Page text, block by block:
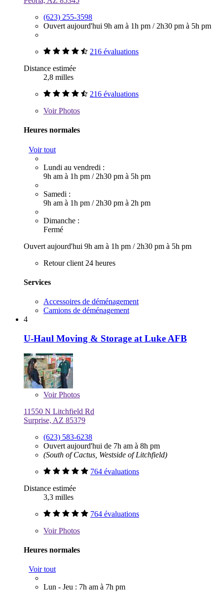
(623) 255-3598
Ouvert aujourd'hui 9h am à 1h pm / 2h30 pm à 5h pm
216 évaluations
Distance estimée
2,8 milles
216 évaluations
VoirPhotos
Heures normales
Voir tout
Lundi au vendredi :
9h am à 1h pm / 2h30 pm à 5h pm
Samedi :
9h am à 1h pm / 2h30 pm à 2h pm
Dimanche :
Fermé
Ouvert aujourd'hui 9h am à 1h pm / 2h30 pm à 5h pm
Retour client 24 heures
Services
Accessoires de déménagement
Camions de déménagement
4
U-Haul Moving & Storage at Luke AFB
VoirPhotos
11550 N Litchfield Rd
Surprise, AZ 85379
(623) 583-6238
Ouvert aujourd'hui de 7h am à 8h pm
(South of Cactus, Westside of Litchfield)
764 évaluations
Distance estimée
3,3 milles
764 évaluations
VoirPhotos
Heures normales
Voir tout
Lun - Jeu : 7h am à 7h pm